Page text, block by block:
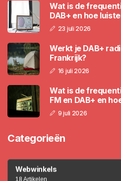
Wat is de
DAB+ en hoe
23 juli 2026
Werkt je DAB+
Frankrijk?
16 juli 2026
Wat is de
FM en DAB+ en
9 juli 2026
Categorieën
Webwinkels
18 Artikelen